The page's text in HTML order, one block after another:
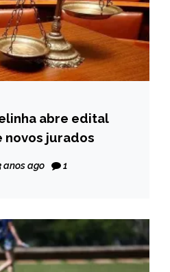
abre edital
novos jurados
anos ago 1